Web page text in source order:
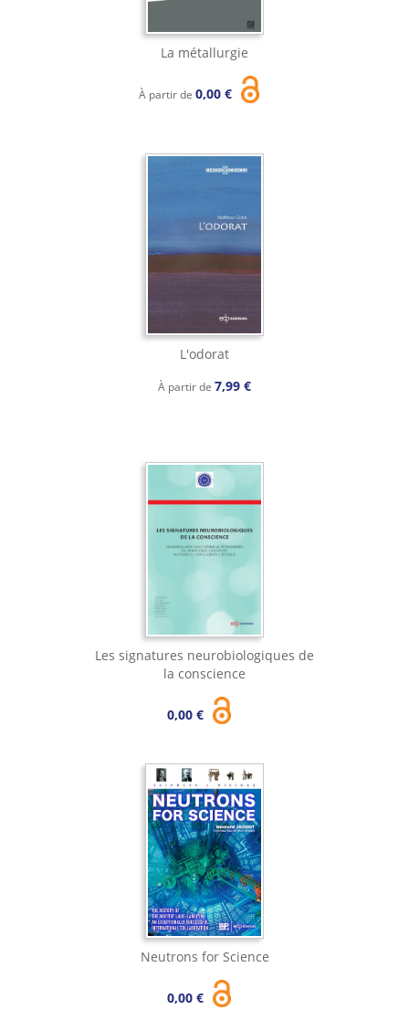
La métallurgie
À partir de 0,00 €
L'odorat
À partir de 7,99 €
Les signatures neurobiologiques de
la conscience
0,00 €
Neutrons for Science
0,00 €